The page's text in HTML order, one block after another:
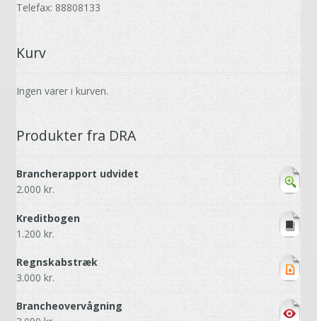
Telefax: 88808133
Kurv
Ingen varer i kurven.
Produkter fra DRA
Brancherapport udvidet
2.000 kr.
Kreditbogen
1.200 kr.
Regnskabstræk
3.000 kr.
Brancheovervågning